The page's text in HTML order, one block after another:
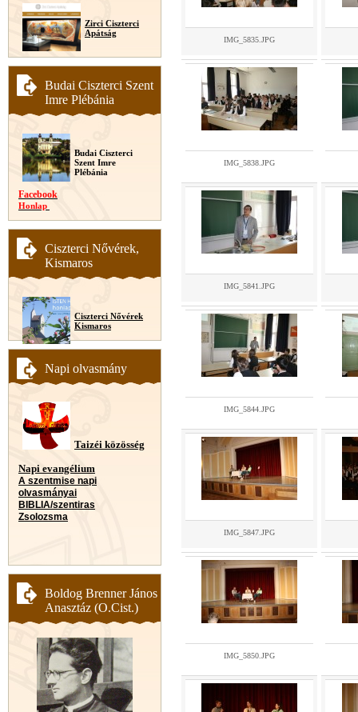
Zirci Ciszterci
Apátság
Budai Ciszterci Szent
Imre Plébánia
Budai Ciszterci
Szent Imre
Plébánia
Facebook
Honlap
Ciszterci Nővérek,
Kismaros
Ciszterci Nővérek
Kismaros
Napi olvasmány
Taizéi közösség
Napi evangélium
A szentmise napi
olvasmányai
BIBLIA/szentiras
Zsolozsma
Boldog Brenner János
Anasztáz (O.Cist.)
IMG_5835.JPG
IMG_5838.JPG
IMG_5841.JPG
IMG_5844.JPG
IMG_5847.JPG
IMG_5850.JPG